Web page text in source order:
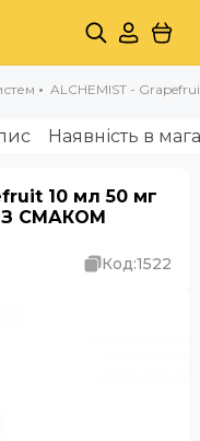
ALCHEMIST -
Наявність в
10 мл 50 мг
З СМАКОМ
Код:1522